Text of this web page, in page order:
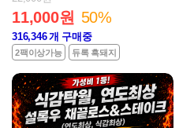
11,000원 50%
316,346개 구매중
2팩이상가능 듀록 흑돼지